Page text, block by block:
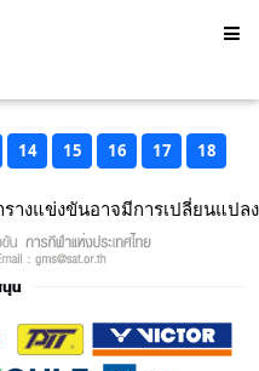
14 15 16 17 18
างแข่งขันอาจมีการเปลี่ยนแปลง